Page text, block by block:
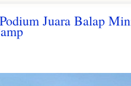
Juara Balap